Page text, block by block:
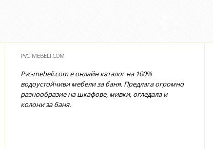
PVC-MEBELI.COM
Pvc-mebeli.com е онлайн каталог на 100%
водоустойчиви мебели за баня. Предлага огромно
разнообразие на шкафове, мивки, огледала и
колони за баня.